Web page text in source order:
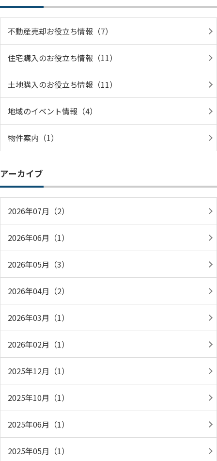
不動産売却お役立ち情報（7）
住宅購入のお役立ち情報（11）
土地購入のお役立ち情報（11）
地域のイベント情報（4）
物件案内（1）
アーカイブ
2026年07月（2）
2026年06月（1）
2026年05月（3）
2026年04月（2）
2026年03月（1）
2026年02月（1）
2025年12月（1）
2025年10月（1）
2025年06月（1）
2025年05月（1）